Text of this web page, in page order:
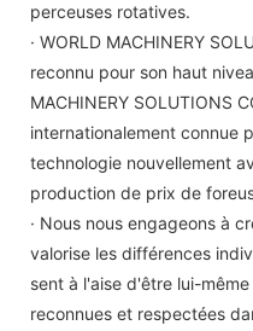
perceuses rotatives.
· WORLD MACHINERY
reconnu pour son haut
MACHINERY SOLUTIONS
internationalement connue
technologie nouvellement
production de prix de
· Nous nous engageons à
valorise les différences
sent à l'aise d'être lui-
reconnues et respectées